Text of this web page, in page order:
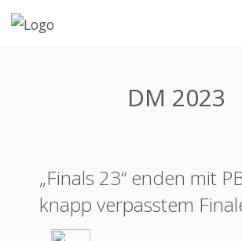
DM 2023
„Finals 23“ enden mit
knapp verpasstem